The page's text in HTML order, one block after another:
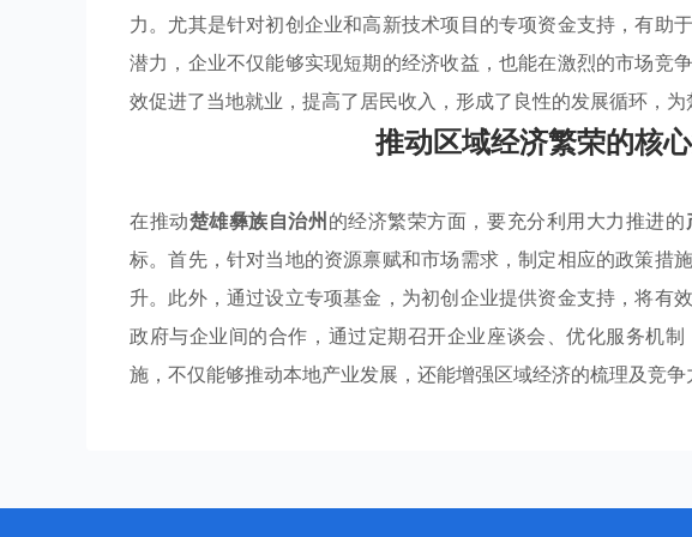
力。尤其是针对初创企业和高新技术项目的专项资金支持，有助
潜力，企业不仅能够实现短期的经济收益，也能在激烈的市场竞
效促进了当地就业，提高了居民收入，形成了良性的发展循环，为
推动区域经济繁荣的核
在推动楚雄彝族自治州的经济繁荣方面，要充分利用大力推进的
标。首先，针对当地的资源禀赋和市场需求，制定相应的政策措
升。此外，通过设立专项基金，为初创企业提供资金支持，将有
政府与企业间的合作，通过定期召开企业座谈会、优化服务机
施，不仅能够推动本地产业发展，还能增强区域经济的梳理及竞争